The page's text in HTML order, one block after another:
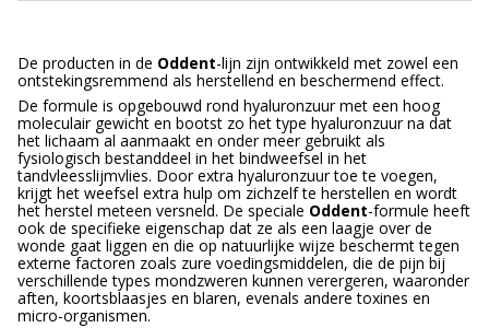
De producten in de Oddent-lijn zijn ontwikkeld met zowel een
ontstekingsremmend als herstellend en beschermend effect.
De formule is opgebouwd rond hyaluronzuur met een hoog
moleculair gewicht en bootst zo het type hyaluronzuur na dat
het lichaam al aanmaakt en onder meer gebruikt als
fysiologisch bestanddeel in het bindweefsel in het
tandvleesslijmvlies. Door extra hyaluronzuur toe te voegen,
krijgt het weefsel extra hulp om zichzelf te herstellen en wordt
het herstel meteen versneld. De speciale Oddent-formule heeft
ook de specifieke eigenschap dat ze als een laagje over de
wonde gaat liggen en die op natuurlijke wijze beschermt tegen
externe factoren zoals zure voedingsmiddelen, die de pijn bij
verschillende types mondzweren kunnen verergeren, waaronder
aften, koortsblaasjes en blaren, evenals andere toxines en
micro-organismen.